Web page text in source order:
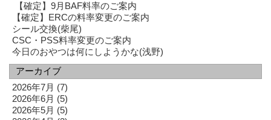
【確定】9月BAF料率のご案内
【確定】ERCの料率変更のご案内
シール交換(柴尾)
CSC・PSS料率変更のご案内
今日のおやつは何にしようかな(浅野)
アーカイブ
2026年7月 (7)
2026年6月 (5)
2026年5月 (5)